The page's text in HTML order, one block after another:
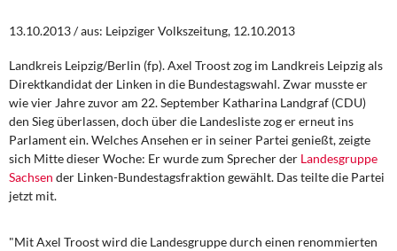
Leitlinien linker Wirtschafts- und Finanzpolitik
Wirtschaftspolitik
Steuer- und Finanzpolitik
Öffentliche Infrastruktur und Daseinsvorsorge
13.10.2013 / aus: Leipziger Volkszeitung, 12.10.2013
Landkreis Leipzig/Berlin (fp). Axel Troost zog im Landkreis Leipzig als
Direktkandidat der Linken in die Bundestagswahl. Zwar musste er
wie vier Jahre zuvor am 22. September Katharina Landgraf (CDU)
den Sieg überlassen, doch über die Landesliste zog er erneut ins
Parlament ein. Welches Ansehen er in seiner Partei genießt, zeigte
sich Mitte dieser Woche: Er wurde zum Sprecher der Landesgruppe
Sachsen der Linken-Bundestagsfraktion gewählt. Das teilte die Partei
jetzt mit.
"Mit Axel Troost wird die Landesgruppe durch einen renommierten